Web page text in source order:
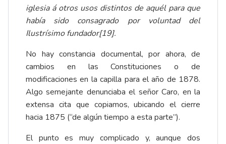
iglesia á otros usos distintos de aquél para que
había sido consagrado por voluntad del
Ilustrísimo fundador[19].
No hay constancia documental, por ahora, de
cambios en las Constituciones o de
modificaciones en la capilla para el año de 1878.
Algo semejante denunciaba el señor Caro, en la
extensa cita que copiamos, ubicando el cierre
hacia 1875 (“de algún tiempo a esta parte”).
El punto es muy complicado y, aunque dos